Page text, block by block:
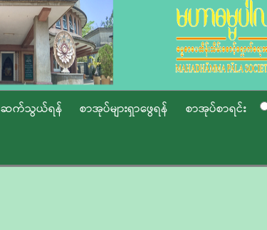
ဆက်သွယ်ရန် စာအုပ်များရှာဖွေရန် စာအုပ်စာရင်း